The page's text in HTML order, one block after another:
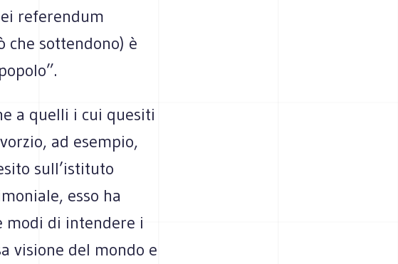
referendum
che sottendono) è
a quelli i cui quesiti
ad esempio,
sull’istituto
esso ha
modi di intendere i
visione del mondo e